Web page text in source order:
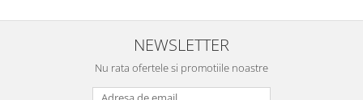
NEWSLETTER
Nu rata ofertele si promotiile noastre